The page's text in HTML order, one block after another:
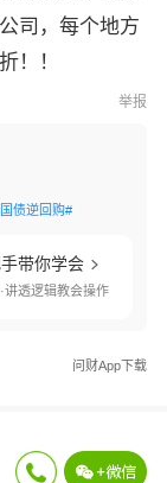
司，每个地方
！！
举报
债逆回购#
带你学会
讲透逻辑教会操作
问财App下载